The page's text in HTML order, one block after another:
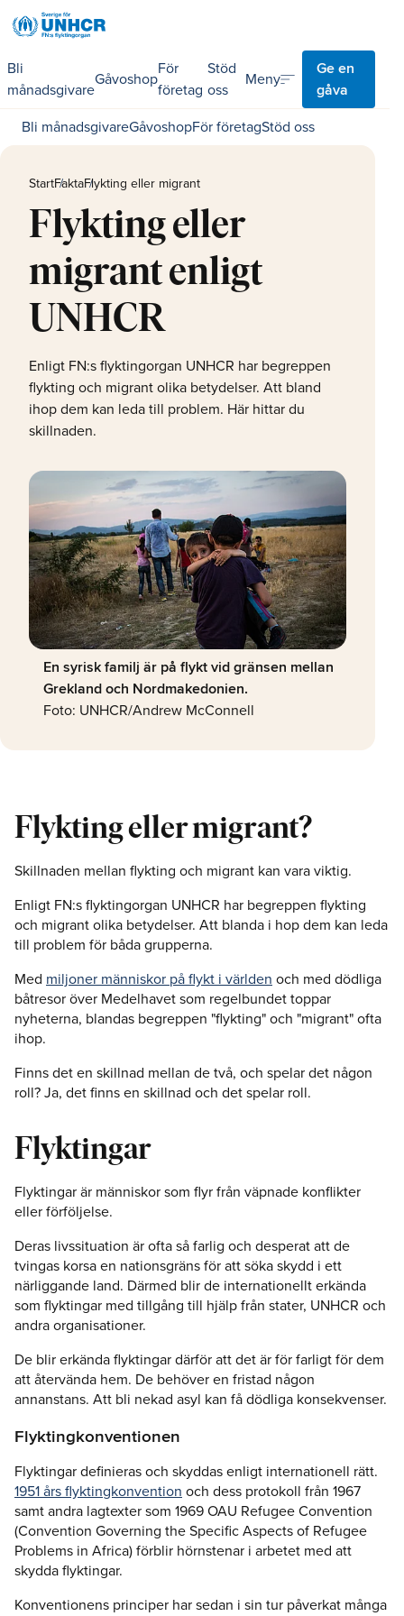
Bli
månadsgivare
Gåvoshop
För
företag
Stöd
oss
Menysort
Ge en
gåva
Bli månadsgivareGåvoshopFör företagStöd oss
StartFaktaFlykting eller migrant
Flykting eller
migrant enligt
UNHCR
Enligt FN:s flyktingorgan UNHCR har begreppen
flykting och migrant olika betydelser. Att bland
ihop dem kan leda till problem. Här hittar du
skillnaden.
En syrisk familj är på flykt vid gränsen mellan
Grekland och Nordmakedonien.
Foto: UNHCR/Andrew McConnell
Flykting eller migrant?
Skillnaden mellan flykting och migrant kan vara viktig.
Enligt FN:s flyktingorgan UNHCR har begreppen flykting
och migrant olika betydelser. Att blanda i hop dem kan leda
till problem för båda grupperna.
Med miljoner människor på flykt i världen och med dödliga
båtresor över Medelhavet som regelbundet toppar
nyheterna, blandas begreppen "flykting" och "migrant" ofta
ihop.
Finns det en skillnad mellan de två, och spelar det någon
roll? Ja, det finns en skillnad och det spelar roll.
Flyktingar
Flyktingar är människor som flyr från väpnade konflikter
eller förföljelse.
Deras livssituation är ofta så farlig och desperat att de
tvingas korsa en nationsgräns för att söka skydd i ett
närliggande land. Därmed blir de internationellt erkända
som flyktingar med tillgång till hjälp från stater, UNHCR och
andra organisationer.
De blir erkända flyktingar därför att det är för farligt för dem
att återvända hem. De behöver en fristad någon
annanstans. Att bli nekad asyl kan få dödliga konsekvenser.
Flyktingkonventionen
Flyktingar definieras och skyddas enligt internationell rätt.
1951 års flyktingkonvention och dess protokoll från 1967
samt andra lagtexter som 1969 OAU Refugee Convention
(Convention Governing the Specific Aspects of Refugee
Problems in Africa) förblir hörnstenar i arbetet med att
skydda flyktingar.
Konventionens principer har sedan i sin tur påverkat många